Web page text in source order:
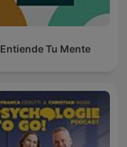
Entiende Tu Mente